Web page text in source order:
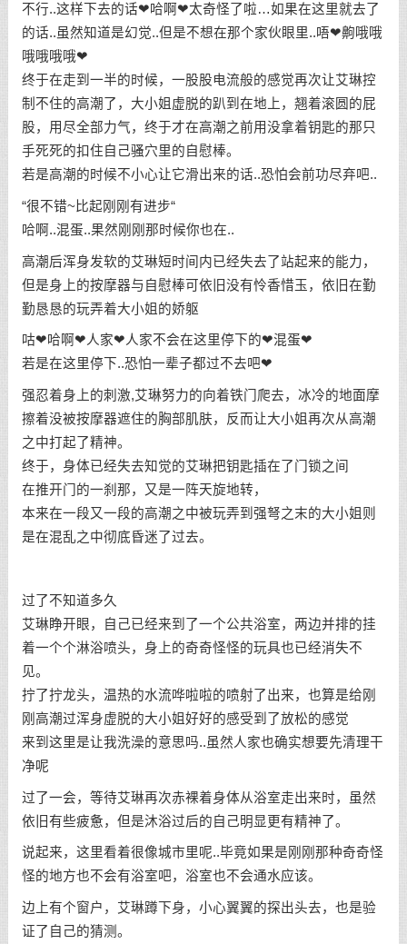
不行..这样下去的话❤哈啊❤太奇怪了啦…如果在这里就去了
的话..虽然知道是幻觉..但是不想在那个家伙眼里..唔❤齁哦哦
哦哦哦哦❤
终于在走到一半的时候，一股股电流般的感觉再次让艾琳控
制不住的高潮了，大小姐虚脱的趴到在地上，翘着滚圆的屁
股，用尽全部力气，终于才在高潮之前用没拿着钥匙的那只
手死死的扣住自己骚穴里的自慰棒。
若是高潮的时候不小心让它滑出来的话..恐怕会前功尽弃吧..
“很不错~比起刚刚有进步“
哈啊..混蛋..果然刚刚那时候你也在..
高潮后浑身发软的艾琳短时间内已经失去了站起来的能力，
但是身上的按摩器与自慰棒可依旧没有怜香惜玉，依旧在勤
勤恳恳的玩弄着大小姐的娇躯
咕❤哈啊❤人家❤人家不会在这里停下的❤混蛋❤
若是在这里停下..恐怕一辈子都过不去吧❤
强忍着身上的刺激,艾琳努力的向着铁门爬去，冰冷的地面摩
擦着没被按摩器遮住的胸部肌肤，反而让大小姐再次从高潮
之中打起了精神。
终于，身体已经失去知觉的艾琳把钥匙插在了门锁之间
在推开门的一刹那，又是一阵天旋地转，
本来在一段又一段的高潮之中被玩弄到强弩之末的大小姐则
是在混乱之中彻底昏迷了过去。
过了不知道多久
艾琳睁开眼，自己已经来到了一个公共浴室，两边并排的挂
着一个个淋浴喷头，身上的奇奇怪怪的玩具也已经消失不
见。
拧了拧龙头，温热的水流哗啦啦的喷射了出来，也算是给刚
刚高潮过浑身虚脱的大小姐好好的感受到了放松的感觉
来到这里是让我洗澡的意思吗..虽然人家也确实想要先清理干
净呢
过了一会，等待艾琳再次赤裸着身体从浴室走出来时，虽然
依旧有些疲惫，但是沐浴过后的自己明显更有精神了。
说起来，这里看着很像城市里呢..毕竟如果是刚刚那种奇奇怪
怪的地方也不会有浴室吧，浴室也不会通水应该。
边上有个窗户，艾琳蹲下身，小心翼翼的探出头去，也是验
证了自己的猜测。